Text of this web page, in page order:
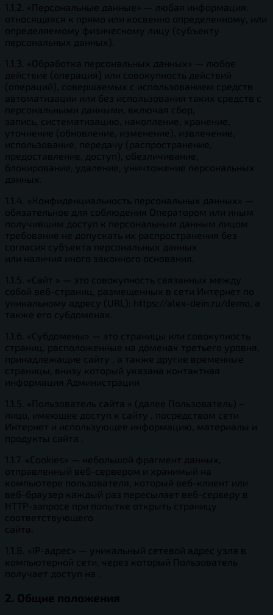
1.1.2. «Персональные данные» — любая информация,
относящаяся к прямо или косвенно определенному, или
определяемому физическому лицу (субъекту
персональных данных).
1.1.3. «Обработка персональных данных» — любое
действие (операция) или совокупность действий
(операций), совершаемых с использованием средств
автоматизации или без использования таких средств с
персональными данными, включая сбор,
запись, систематизацию, накопление, хранение,
уточнение (обновление, изменение), извлечение,
использование, передачу (распространение,
предоставление, доступ), обезличивание,
блокирование, удаление, уничтожение персональных
данных.
1.1.4. «Конфиденциальность персональных данных» —
обязательное для соблюдения Оператором или иным
получившим доступ к персональным данным лицом
требование не допускать их распространения без
согласия субъекта персональных данных
или наличия иного законного основания.
1.1.5. «Сайт » — это совокупность связанных между
собой веб-страниц, размещенных в сети Интернет по
уникальному адресу (URL): https://alex-dein.ru/demo, а
также его субдоменах.
1.1.6. «Субдомены» — это страницы или совокупность
страниц, расположенные на доменах третьего уровня,
принадлежащие сайту , а также другие временные
страницы, внизу который указана контактная
информация Администрации
1.1.5. «Пользователь сайта » (далее Пользователь) –
лицо, имеющее доступ к сайту , посредством сети
Интернет и использующее информацию, материалы и
продукты сайта .
1.1.7. «Cookies» — небольшой фрагмент данных,
отправленный веб-сервером и хранимый на
компьютере пользователя, который веб-клиент или
веб-браузер каждый раз пересылает веб-серверу в
HTTP-запросе при попытке открыть страницу
соответствующего
сайта.
1.1.8. «IP-адрес» — уникальный сетевой адрес узла в
компьютерной сети, через который Пользователь
получает доступ на .
2. Общие положения